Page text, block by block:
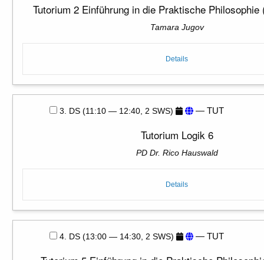
Tutorium 2 Einführung in die Praktische Philosophie
Tamara Jugov
Details
3. DS (11:10 — 12:40, 2 SWS) — TUT
Tutorium Logik 6
PD Dr. Rico Hauswald
Details
4. DS (13:00 — 14:30, 2 SWS) — TUT